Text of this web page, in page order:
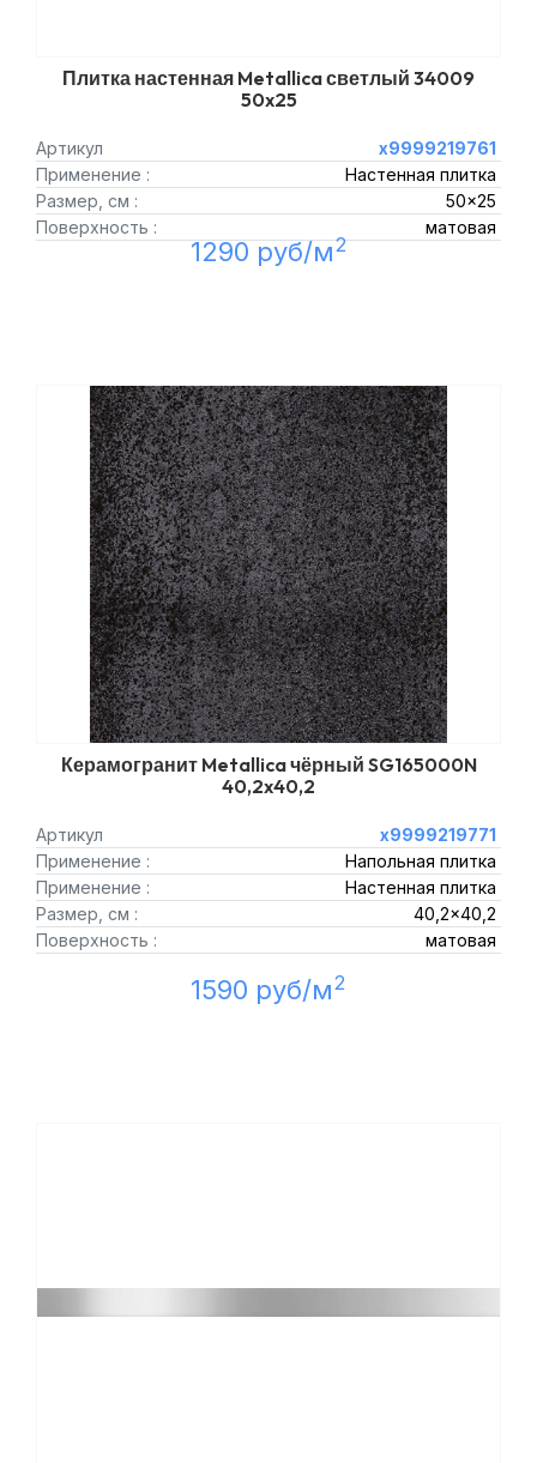
Плитка настенная Metallica светлый 34009
50x25
Артикул
х9999219761
Применение :
Настенная плитка
Размер, см :
50x25
Поверхность :
матовая
1290 руб/м2
Керамогранит Metallica чёрный SG165000N
40,2x40,2
Артикул
х9999219771
Применение :
Напольная плитка
Применение :
Настенная плитка
Размер, см :
40,2x40,2
Поверхность :
матовая
1590 руб/м2